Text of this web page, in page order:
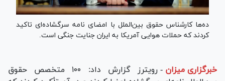
ده‌ها کارشناس حقوق بین‌الملل با امضای نامه سرگشاده‌ای تاکید
کردند که حملات هوایی آمریکا به ایران جنایت جنگی است.
خبرگزاری میزان -
رویترز گزارش داد: ۱۰۰ متخصص حقوق